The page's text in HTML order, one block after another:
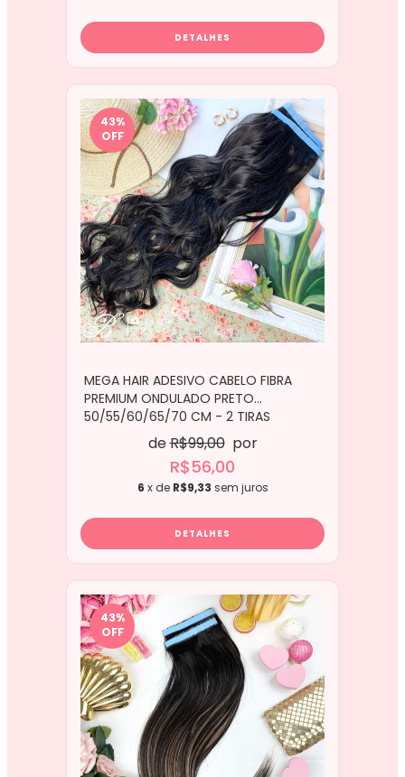
DETALHES
43%
OFF
MEGA HAIR ADESIVO CABELO FIBRA
PREMIUM ONDULADO PRETO
50/55/60/65/70 CM - 2 TIRAS
deR$99,00 por
R$56,00
6 x de R$9,33 sem juros
DETALHES
43%
OFF